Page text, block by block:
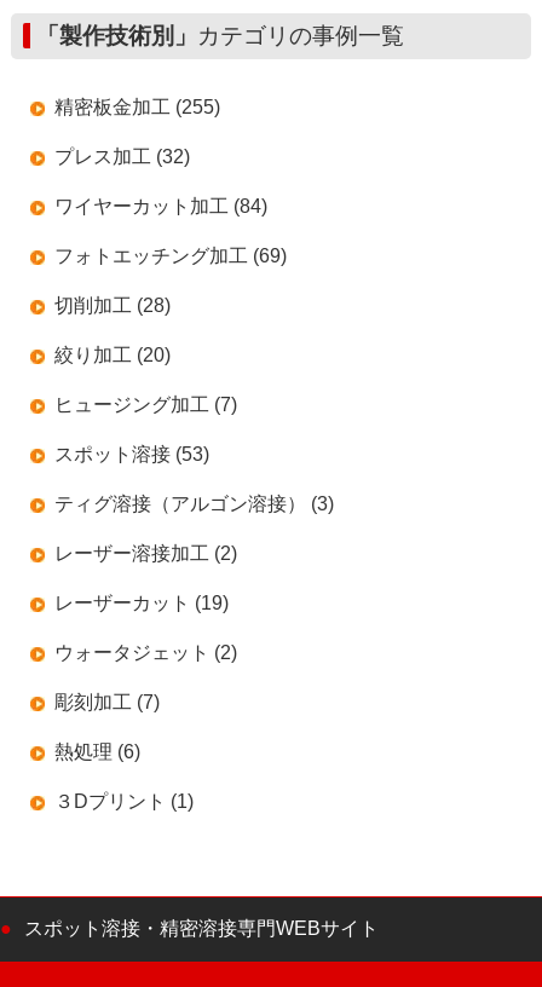
「製作技術別」 カテゴリの事例一覧
精密板金加工 (255)
プレス加工 (32)
ワイヤーカット加工 (84)
フォトエッチング加工 (69)
切削加工 (28)
絞り加工 (20)
ヒュージング加工 (7)
スポット溶接 (53)
ティグ溶接（アルゴン溶接） (3)
レーザー溶接加工 (2)
レーザーカット (19)
ウォータジェット (2)
彫刻加工 (7)
熱処理 (6)
３Dプリント (1)
スポット溶接・精密溶接専門WEBサイト